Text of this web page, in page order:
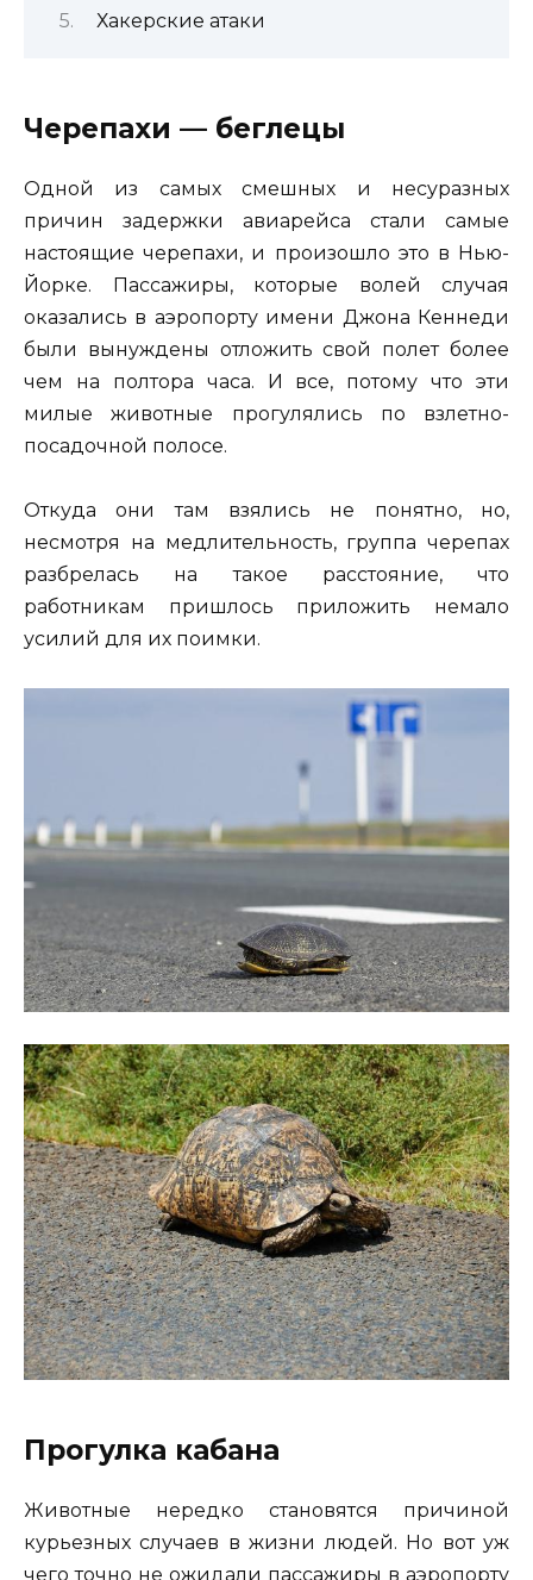
Хакерские атаки
Черепахи — беглецы
Одной из самых смешных и несуразных
причин задержки авиарейса стали самые
настоящие черепахи, и произошло это в Нью-
Йорке. Пассажиры, которые волей случая
оказались в аэропорту имени Джона Кеннеди
были вынуждены отложить свой полет более
чем на полтора часа. И все, потому что эти
милые животные прогулялись по взлетно-
посадочной полосе.
Откуда они там взялись не понятно, но,
несмотря на медлительность, группа черепах
разбрелась на такое расстояние, что
работникам пришлось приложить немало
усилий для их поимки.
Прогулка кабана
Животные нередко становятся причиной
курьезных случаев в жизни людей. Но вот уж
чего точно не ожидали пассажиры в аэропорту